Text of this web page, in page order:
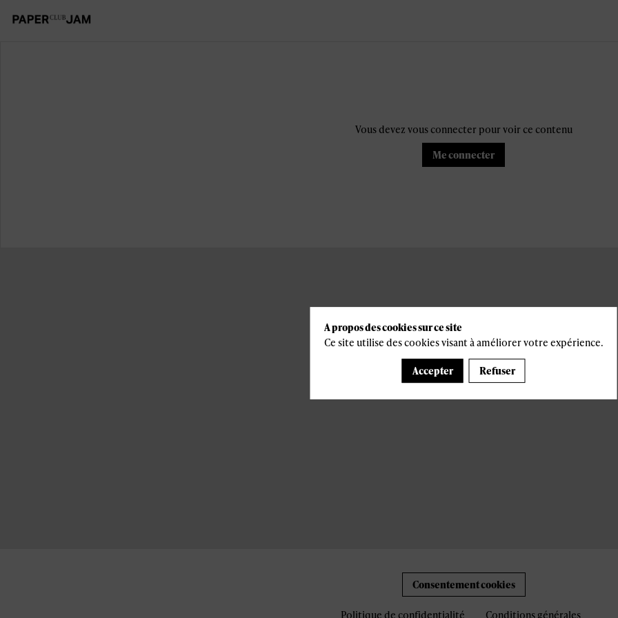
Vous devez vous connecter pour voir ce contenu
Me connecter
Consentement cookies
Politique de confidentialité Conditions générales
A propos des cookies sur ce site
Ce site utilise des cookies visant à améliorer votre expérience.
Accepter Refuser